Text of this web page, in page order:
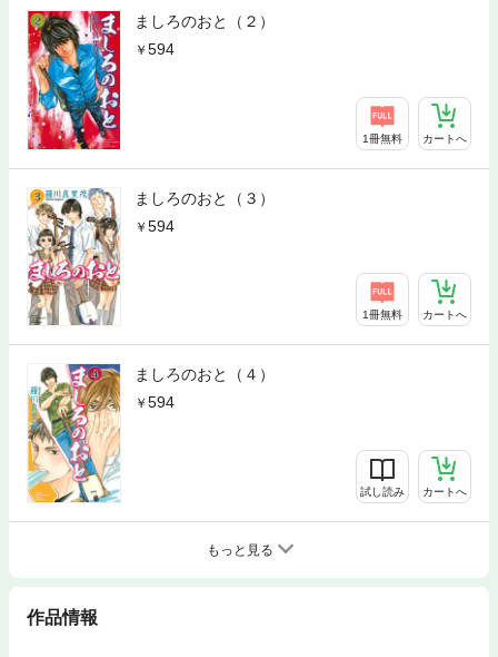
ましろのおと（２）
594
1冊無料 カートへ
ましろのおと（３）
594
1冊無料 カートへ
ましろのおと（４）
594
試し読み カートへ
もっと見る
作品情報